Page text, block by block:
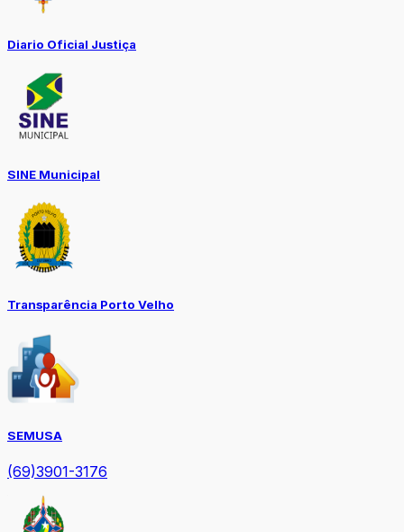
Diario Oficial Justiça
SINE Municipal
Transparência Porto Velho
SEMUSA
(69)3901-3176